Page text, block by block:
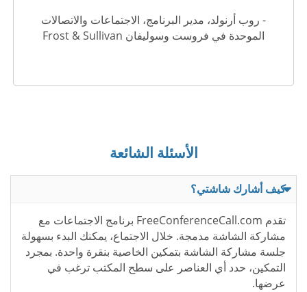
- روب أرنولد، مدير البرنامج، الاجتماعات والاتصالات
الموحدة في فروست وسوليفان Frost & Sullivan
الأسئلة الشائعة
كيف أشارك شاشتي؟
تقدم FreeConferenceCall.com برنامج الاجتماعات مع
مشاركة الشاشة مدمجة. خلال الاجتماع، يمكنك البدء بسهولة
جلسة مشاركة الشاشة بتمكين الخاصية بنقرة واحدة. بمجرد
التمكين، حدد أي العناصر على سطح المكتب ترغب في
عرضها.